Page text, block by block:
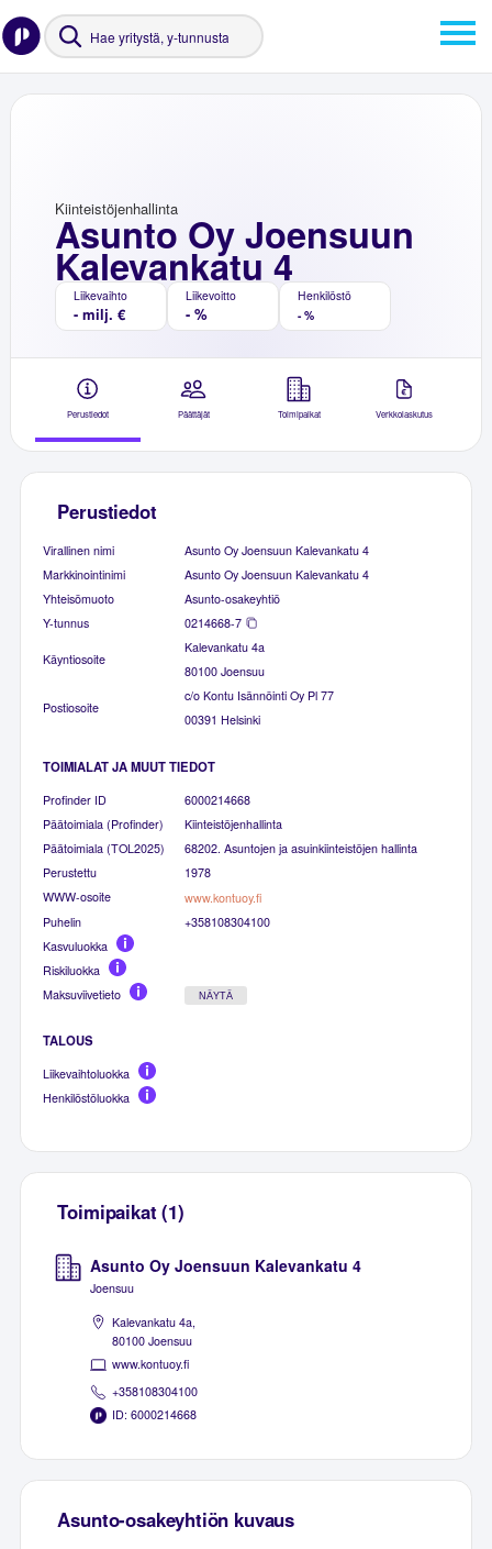
Asunto Oy Joensuun
Kalevankatu 4
Kiinteistöjenhallinta
Liikevaihto
- milj. €
Liikevoitto
- %
Henkilöstö
- %
Perustiedot Päättäjät Toimipaikat Verkkolaskutus
Perustiedot
Virallinen nimi
Asunto Oy Joensuun Kalevankatu 4
Markkinointinimi
Asunto Oy Joensuun Kalevankatu 4
Yhteisömuoto
Asunto-osakeyhtiö
Y-tunnus
0214668-7
Käyntiosoite
Kalevankatu 4a
80100 Joensuu
Postiosoite
c/o Kontu Isännöinti Oy Pl 77
00391 Helsinki
TOIMIALAT JA MUUT TIEDOT
Profinder ID
6000214668
Päätoimiala (Profinder)
Kiinteistöjenhallinta
Päätoimiala (TOL2025)
68202. Asuntojen ja asuinkiinteistöjen hallinta
Perustettu
1978
WWW-osoite
www.kontuoy.fi
Puhelin
+358108304100
Kasvuluokka
Riskiluokka
Maksuviivetieto
NÄYTÄ
TALOUS
Liikevaihtoluokka
Henkilöstöluokka
Toimipaikat (1)
Asunto Oy Joensuun Kalevankatu 4
Joensuu
Kalevankatu 4a,
80100 Joensuu
www.kontuoy.fi
+358108304100
ID: 6000214668
Asunto-osakeyhtiön kuvaus